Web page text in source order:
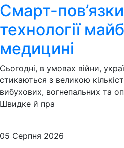
Смарт-
технології
медицині
Сьогодні, в умовах війни,
стикаються з великою
вибухових, вогнепальних та
Швидке й пра
05 Серпня 2026